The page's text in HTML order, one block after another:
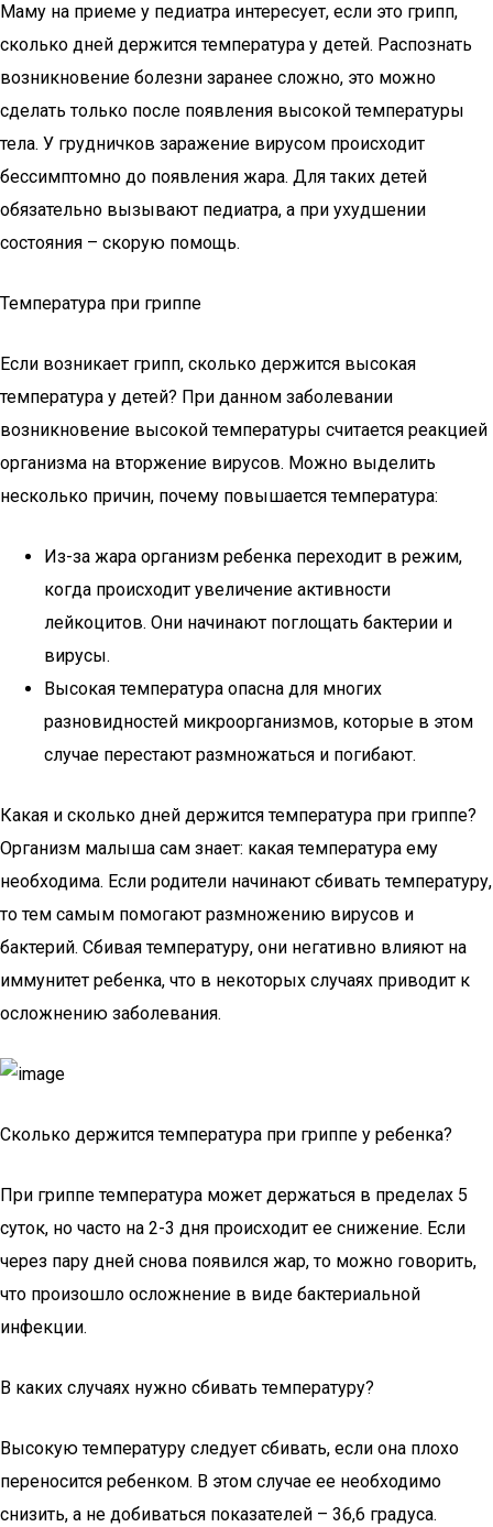
Маму на приеме у педиатра интересует, если это грипп,
сколько дней держится температура у детей. Распознать
возникновение болезни заранее сложно, это можно
сделать только после появления высокой температуры
тела. У грудничков заражение вирусом происходит
бессимптомно до появления жара. Для таких детей
обязательно вызывают педиатра, а при ухудшении
состояния – скорую помощь.
Температура при гриппе
Если возникает грипп, сколько держится высокая
температура у детей? При данном заболевании
возникновение высокой температуры считается реакцией
организма на вторжение вирусов. Можно выделить
несколько причин, почему повышается температура:
Из-за жара организм ребенка переходит в режим,
когда происходит увеличение активности
лейкоцитов. Они начинают поглощать бактерии и
вирусы.
Высокая температура опасна для многих
разновидностей микроорганизмов, которые в этом
случае перестают размножаться и погибают.
Какая и сколько дней держится температура при гриппе?
Организм малыша сам знает: какая температура ему
необходима. Если родители начинают сбивать температуру,
то тем самым помогают размножению вирусов и
бактерий. Сбивая температуру, они негативно влияют на
иммунитет ребенка, что в некоторых случаях приводит к
осложнению заболевания.
Сколько держится температура при гриппе у ребенка?
При гриппе температура может держаться в пределах 5
суток, но часто на 2-3 дня происходит ее снижение. Если
через пару дней снова появился жар, то можно говорить,
что произошло осложнение в виде бактериальной
инфекции.
В каких случаях нужно сбивать температуру?
Высокую температуру следует сбивать, если она плохо
переносится ребенком. В этом случае ее необходимо
снизить, а не добиваться показателей – 36,6 градуса.